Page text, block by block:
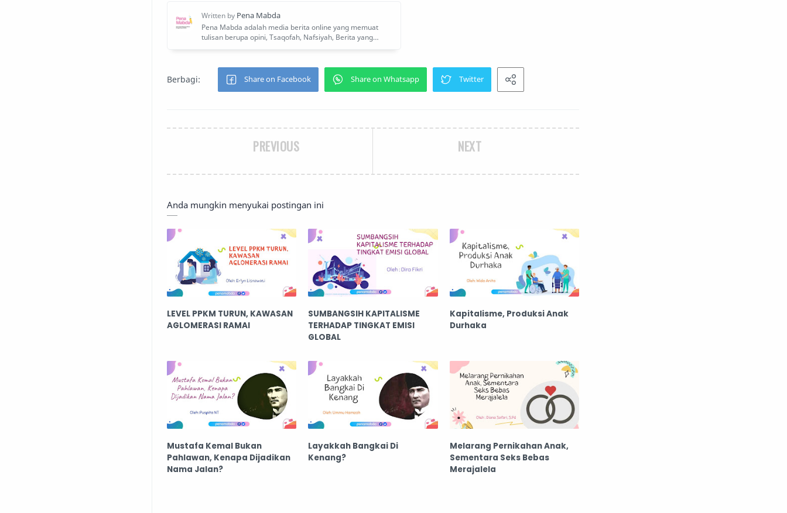
NEXT
PREVIOUS
Anda mungkin menyukai postingan ini
LEVEL PPKM TURUN, KAWASAN
AGLOMERASI RAMAI
SUMBANGSIH KAPITALISME
TERHADAP TINGKAT EMISI
GLOBAL
Kapitalisme, Produksi Anak
Durhaka
Mustafa Kemal Bukan
Pahlawan, Kenapa Dijadikan
Nama Jalan?
Layakkah Bangkai Di
Kenang?
Melarang Pernikahan Anak,
Sementara Seks Bebas
Merajalela